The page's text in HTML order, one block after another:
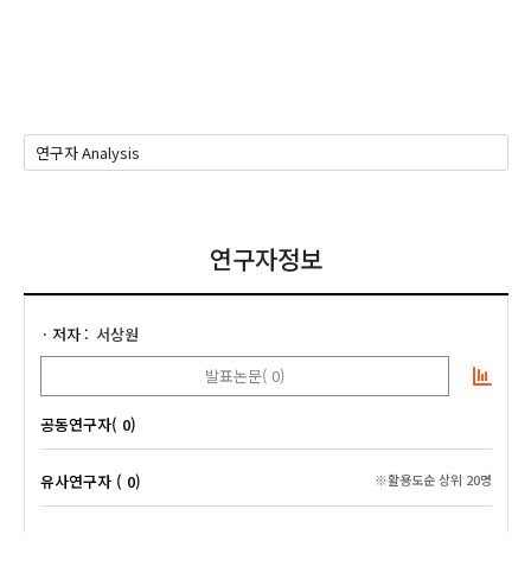
연구자정보
저자
서상원
발표논문( 0)
공동연구자( 0)
유사연구자 ( 0) ※활용도순 상위 20명